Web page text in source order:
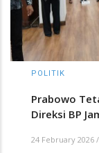
POLITIK
Prabowo
Direksi BP
24 February 2026 /